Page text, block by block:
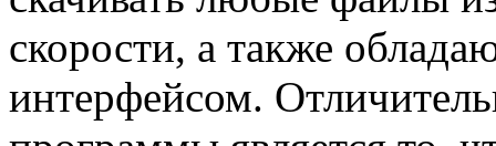
скорости, а также
интерфейсом.